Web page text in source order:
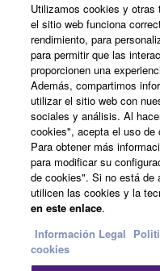
Soportes en U que
en configuraciones
DZR12W/12-DW,
Peso neto:
Compatible
DW, CZR12,
Acabado
Utilizamos cookies y otras
el sitio web funciona
rendimiento, para
para permitir que las
proporcionen una
Además, compartimos
utilizar el sitio web con
sociales y análisis. Al
cookies", acepta el uso
Para obtener más
para modificar su
de cookies". Si no está de
utilicen las cookies y la
en este enlace.
Información Legal
cookies